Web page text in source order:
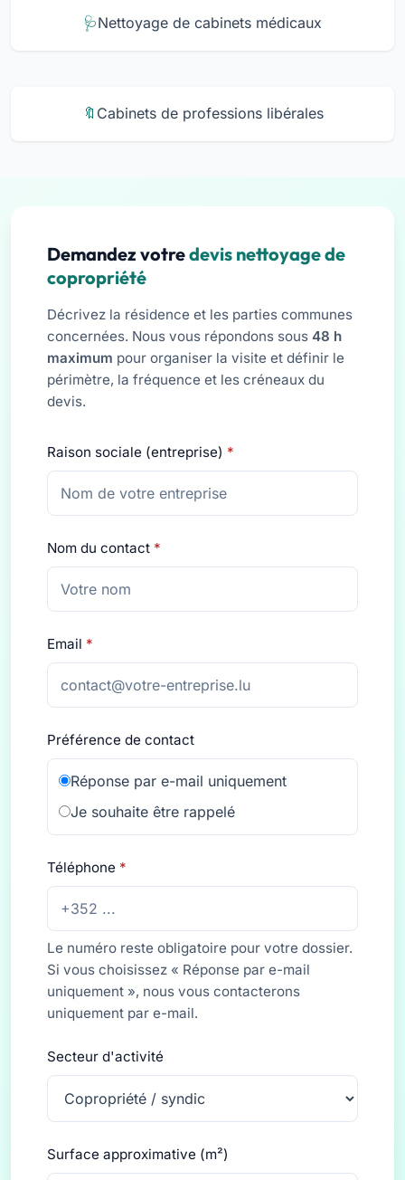
Nettoyage de cabinets médicaux
Cabinets de professions libérales
Demandez votredevis nettoyage de
copropriété
Décrivez la résidence et les parties communes
concernées. Nous vous répondons sous 48 h
maximum pour organiser la visite et définir le
périmètre, la fréquence et les créneaux du
devis.
Raison sociale (entreprise) *
Nom du contact *
Email *
Préférence de contact
Réponse par e-mail uniquement
Je souhaite être rappelé
Téléphone *
Le numéro reste obligatoire pour votre dossier.
Si vous choisissez « Réponse par e-mail
uniquement », nous vous contacterons
uniquement par e-mail.
Secteur d'activité
Surface approximative (m²)